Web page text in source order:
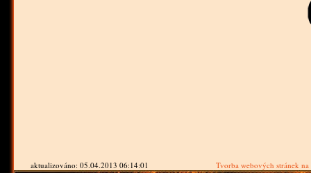
Tvorba webových stránek na
aktualizováno: 05.04.2013 06:14:01